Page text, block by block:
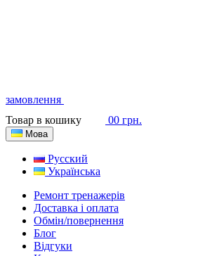
замовлення
Товар в кошику
00 грн.
Мова
Русский
Українська
Ремонт тренажерів
Доставка і оплата
Обмін/повернення
Блог
Відгуки